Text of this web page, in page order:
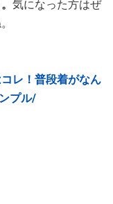
気になった方はぜ
レ！普段着がなん
プル/